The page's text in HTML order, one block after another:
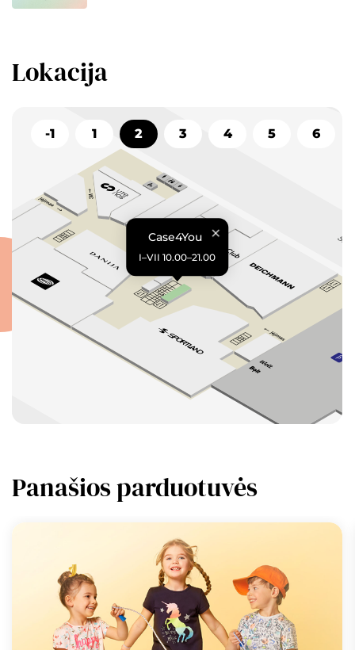
Lokacija
Case4You
I–VII 10.00–21.00
6
5
4
3
2
1
-1
Panašios parduotuvės